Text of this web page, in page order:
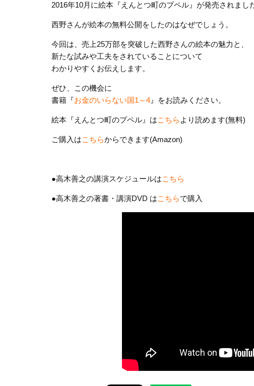
2016年10月に絵本『えんとつ町のプペル』が発売されまし
西野さんが絵本の無料公開をしたのはなぜでしょう。
今回は、売上25万部を突破した西野さんの絵本の魅力と、
新たな試みや工夫をされていることについて
わかりやすくお伝えします。
ぜひ、この機会に
書籍『お金のいらない国1～4 』をお読みください。
絵本『えんとつ町のプペル』はこちら より読めます(無料)
ご購入はこちらからできます(Amazon)
●高木善之の講演スケジュールはこちら
●高木善之の著書・講演DVD はこちらで購入